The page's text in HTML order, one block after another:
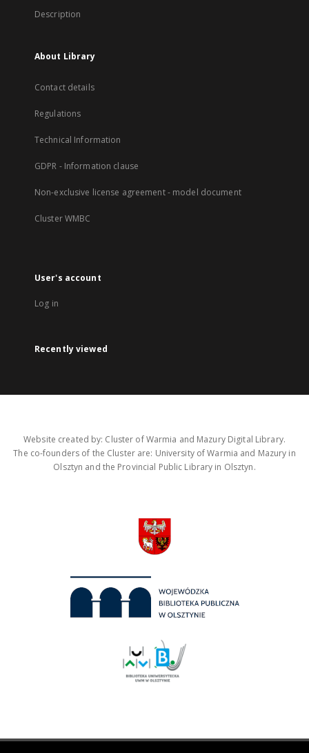
Description
About Library
Contact details
Regulations
Technical Information
GDPR - Information clause
Non-exclusive license agreement - model document
Cluster WMBC
User's account
Log in
Recently viewed
Website created by: Cluster of Warmia and Mazury Digital Library.
The co-founders of the Cluster are: University of Warmia and Mazury in
Olsztyn and the Provincial Public Library in Olsztyn.